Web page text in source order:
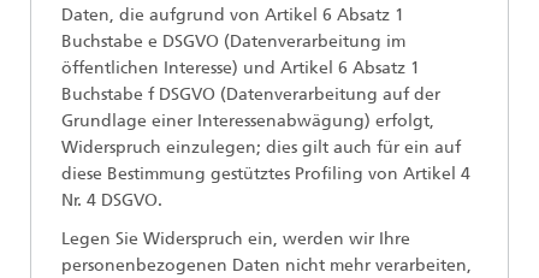
Daten, die aufgrund von Artikel 6 Absatz 1
Buchstabe e DSGVO (Datenverarbeitung im
öffentlichen Interesse) und Artikel 6 Absatz 1
Buchstabe f DSGVO (Datenverarbeitung auf der
Grundlage einer Interessenabwägung) erfolgt,
Widerspruch einzulegen; dies gilt auch für ein auf
diese Bestimmung gestütztes Profiling von Artikel 4
Nr. 4 DSGVO.
Legen Sie Widerspruch ein, werden wir Ihre
personenbezogenen Daten nicht mehr verarbeiten,